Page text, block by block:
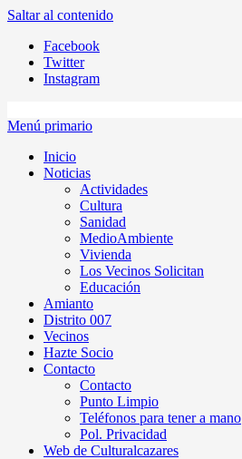
Saltar al contenido
Facebook
Twitter
Instagram
Menú primario
Inicio
Noticias
Actividades
Cultura
Sanidad
MedioAmbiente
Vivienda
Los Vecinos Solicitan
Educación
Amianto
Distrito 007
Vecinos
Hazte Socio
Contacto
Contacto
Punto Limpio
Teléfonos para tener a mano
Pol. Privacidad
Web de Culturalcazares